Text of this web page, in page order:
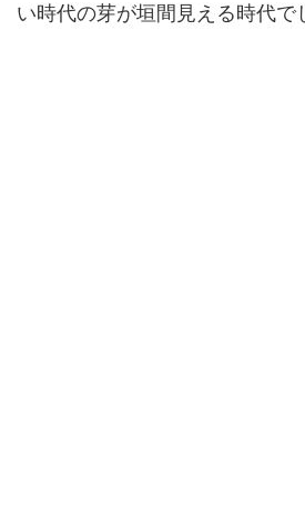
い時代の芽が垣間見える時代で